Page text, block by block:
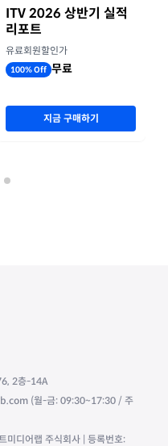
ITV 2026 상반기 실적
리포트
유료회원할인가
100% Off 무료
지금 구매하기
2층-14A
(월-금: 09:30~17:30 / 주
미디어랩 주식회사 | 등록번호: